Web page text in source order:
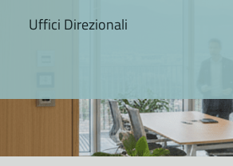
Uffici Direzionali